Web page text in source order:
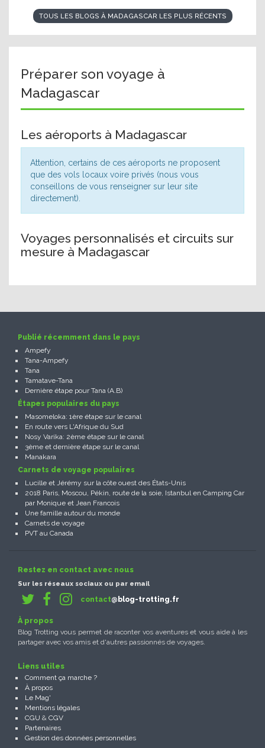
TOUS LES BLOGS À MADAGASCAR LES PLUS RÉCENTS
Préparer son voyage à
Madagascar
Les aéroports à Madagascar
Attention, certains de ces aéroports ne proposent
que des vols locaux voire privés (nous vous
conseillons de vous renseigner sur leur site
directement).
Voyages personnalisés et circuits sur
mesure à Madagascar
Publié récemment dans le pays
Ampefy
Tana-Ampefy
Tana
Tamatave-Tana
Dernière étape pour Tana (A.B)
Étapes populaires du pays
Masomeloka: 1ère étape sur le canal
En route vers L'Afrique du Sud
Nosy Varika: 2ème étape sur le canal
3ème et dernière étape sur le canal
Manakara
Carnets de voyage populaires
Lucille et Jérémy sur la côte ouest des États-Unis
2018 Paris, Moscou, Pékin, route de la soie, Istanbul en Camping Car
par Monique et Jean Francois
Une famille autour du monde
Carnets de voyage
PVT au Canada
Restez en contact avec nous
Sur les réseaux sociaux ou par email
contact@blog-trotting.fr
À propos
Blog Trotting vous permet de raconter vos aventures et vous aide à les
partager avec vos amis et d'autres passionnés de voyages.
Liens utiles
Comment ça marche ?
À propos
Le Mag'
Mentions légales
CGU & CGV
Partenaires
Gestion des données personnelles